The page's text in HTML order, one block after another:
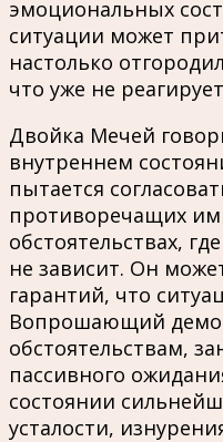
эмоциональных
ситуации может
настолько
что уже не
Двойка Мечей
внутреннем
пытается
противоречащих
обстоятельствах,
не зависит. Он
гарантий, что
Вопрошающий
обстоятельствам,
пассивного
состоянии
усталости,